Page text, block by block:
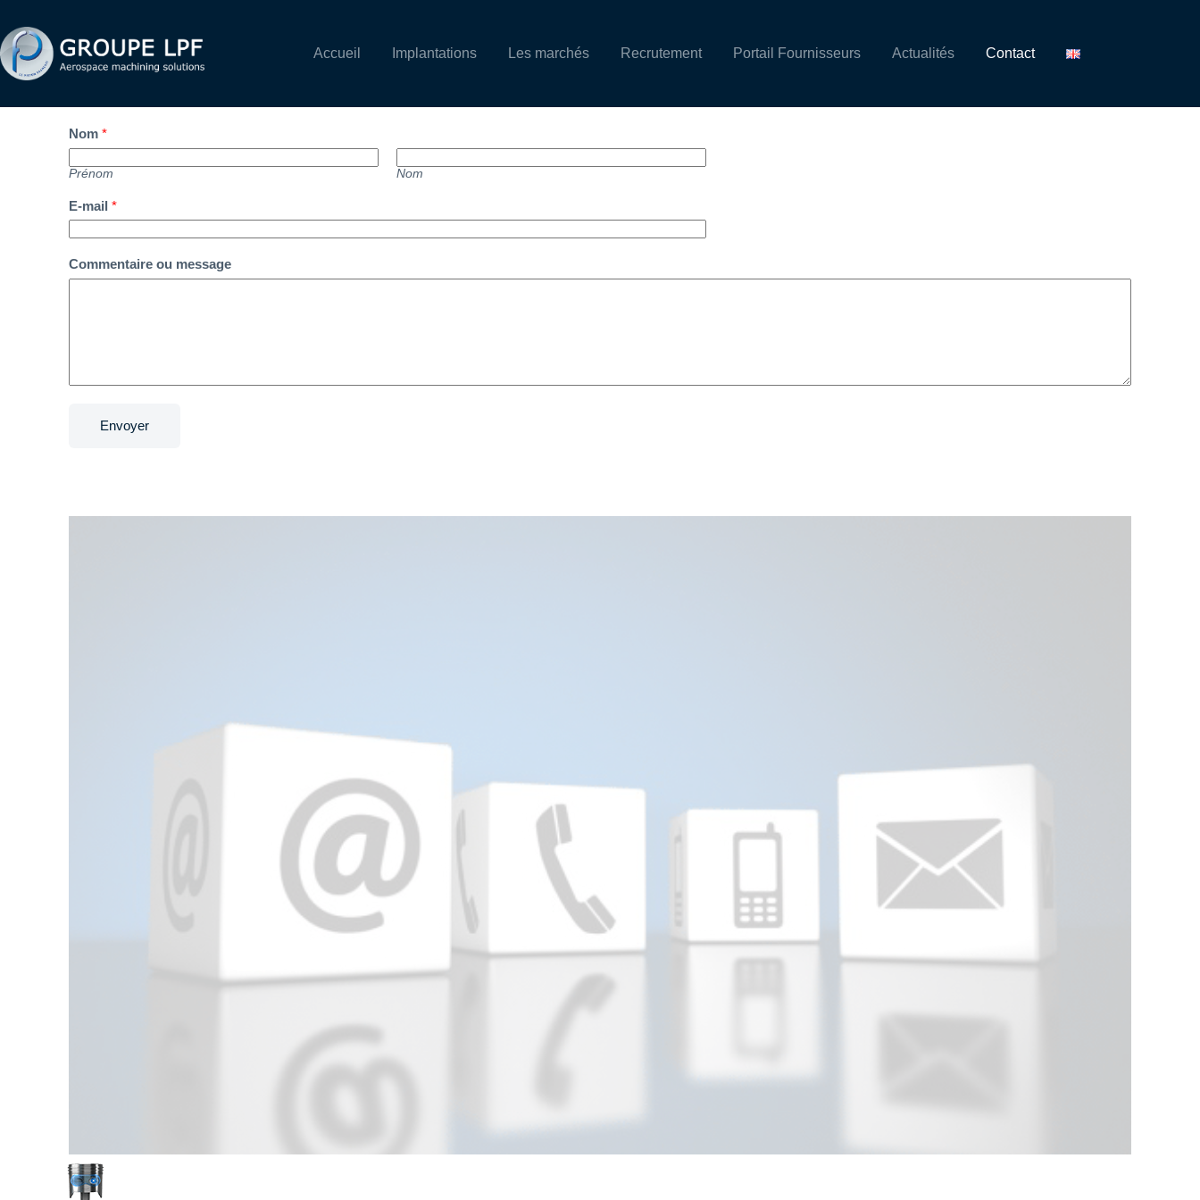
Accueil Implantations Les marchés Recrutement Portail Fournisseurs Actualités Contact
Nom*
Prénom Nom
E-mail*
Commentaire ou message
Envoyer